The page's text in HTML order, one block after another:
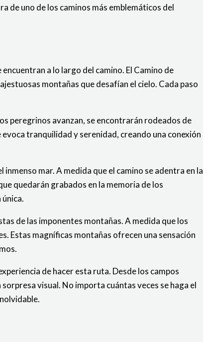
de uno de los caminos más emblemáticos del
a lo largo del camino. El Camino de
montañas que desafían el cielo. Cada paso
peregrinos avanzan, se encontrarán rodeados de
tranquilidad y serenidad, creando una conexión
mar. A medida que el camino se adentra en la
quedarán grabados en la memoria de los
de las imponentes montañas. A medida que los
Estas magníficas montañas ofrecen una sensación
de hacer esta ruta. Desde los campos
visual. No importa cuántas veces se haga el